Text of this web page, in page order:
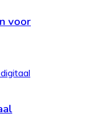
voor